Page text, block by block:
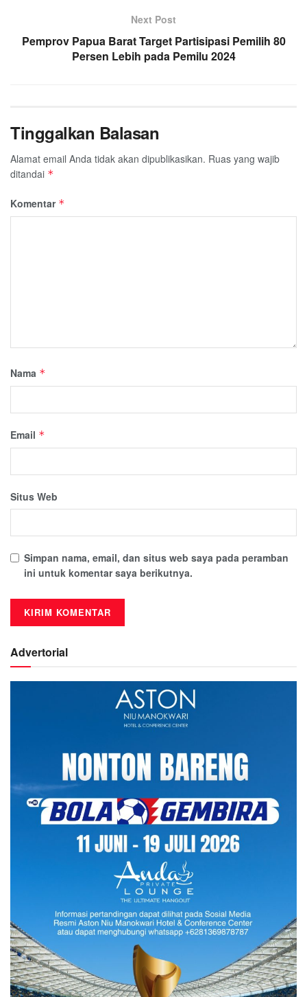
Next Post
Pemprov Papua Barat Target Partisipasi Pemilih 80
Persen Lebih pada Pemilu 2024
Tinggalkan Balasan
Alamat email Anda tidak akan dipublikasikan. Ruas yang wajib
ditandai *
Komentar *
Nama *
Email *
Situs Web
Simpan nama, email, dan situs web saya pada peramban
ini untuk komentar saya berikutnya.
Advertorial